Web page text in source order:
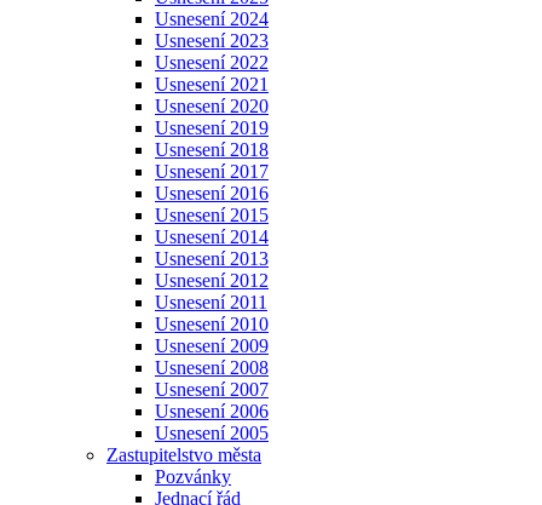
Usnesení 2024
Usnesení 2023
Usnesení 2022
Usnesení 2021
Usnesení 2020
Usnesení 2019
Usnesení 2018
Usnesení 2017
Usnesení 2016
Usnesení 2015
Usnesení 2014
Usnesení 2013
Usnesení 2012
Usnesení 2011
Usnesení 2010
Usnesení 2009
Usnesení 2008
Usnesení 2007
Usnesení 2006
Usnesení 2005
Zastupitelstvo města
Pozvánky
Jednací řád